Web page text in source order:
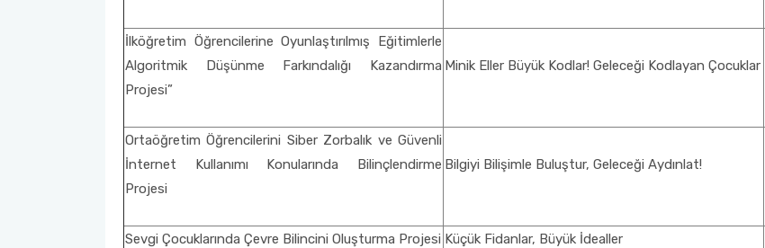
İlköğretim Öğrencilerine Oyunlaştırılmış Eğitimlerle
Algoritmik Düşünme Farkındalığı Kazandırma
Projesi”
Minik Eller Büyük Kodlar! Geleceği Kodlayan Çocuklar
Ortaöğretim Öğrencilerini Siber Zorbalık ve Güvenli
İnternet Kullanımı Konularında Bilinçlendirme
Projesi
Bilgiyi Bilişimle Buluştur, Geleceği Aydınlat!
Sevgi Çocuklarında Çevre Bilincini Oluşturma Projesi Küçük Fidanlar, Büyük İdealler